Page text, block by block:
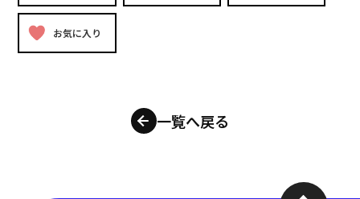
お気に入り
一覧へ戻る